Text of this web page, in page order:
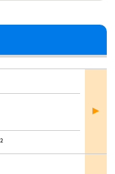
部屋
詳細